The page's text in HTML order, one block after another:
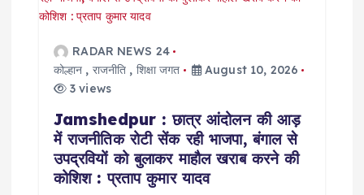
RADAR NEWS 24
कोल्हान , राजनीति , शिक्षा जगत
August 10, 2026
3 views
Jamshedpur : छात्र आंदोलन की आड़
में राजनीतिक रोटी सेंक रही भाजपा, बंगाल से
उपद्रवियों को बुलाकर माहौल खराब करने की
कोशिश : प्रताप कुमार यादव